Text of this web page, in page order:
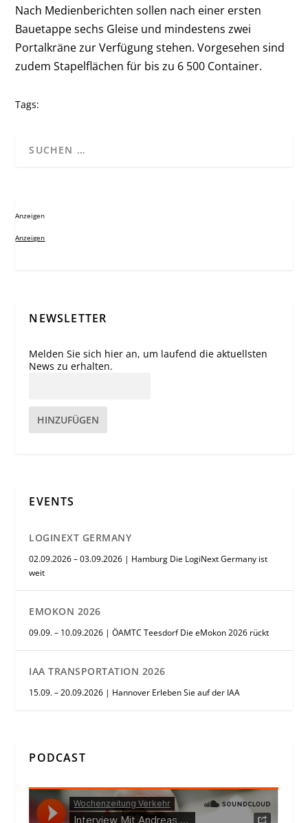
Nach Medienberichten sollen nach einer ersten
Bauetappe sechs Gleise und mindestens zwei
Portalkräne zur Verfügung stehen. Vorgesehen sind
zudem Stapelflächen für bis zu 6 500 Container.
Tags:
Anzeigen
Anzeigen
NEWSLETTER
Melden Sie sich hier an, um laufend die aktuellsten
News zu erhalten.
HINZUFÜGEN
EVENTS
LOGINEXT GERMANY
02.09.2026 – 03.09.2026 | Hamburg Die LogiNext Germany ist
weit
EMOKON 2026
09.09. – 10.09.2026 | ÖAMTC Teesdorf Die eMokon 2026 rückt
IAA TRANSPORTATION 2026
15.09. – 20.09.2026 | Hannover Erleben Sie auf der IAA
PODCAST